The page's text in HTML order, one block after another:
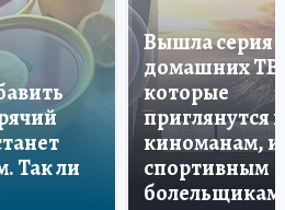
Так ли
Вышла серия
домашних ТВ,
которые
приглянутся и
киноманам, и
спортивным
болельщикам